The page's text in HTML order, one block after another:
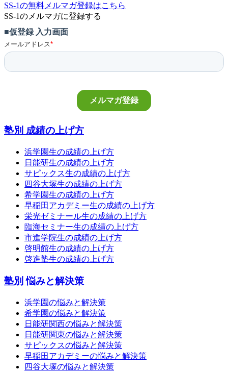
SS-1の無料メルマガ登録はこちら
SS-1のメルマガに登録する
塾別 成績の上げ方
浜学園生の成績の上げ方
日能研生の成績の上げ方
サピックス生の成績の上げ方
四谷大塚生の成績の上げ方
希学園生の成績の上げ方
早稲田アカデミー生の成績の上げ方
栄光ゼミナール生の成績の上げ方
臨海セミナー生の成績の上げ方
市進学院生の成績の上げ方
啓明館生の成績の上げ方
啓進塾生の成績の上げ方
塾別 悩みと解決策
浜学園の悩みと解決策
希学園の悩みと解決策
日能研関西の悩みと解決策
日能研関東の悩みと解決策
サピックスの悩みと解決策
早稲田アカデミーの悩みと解決策
四谷大塚の悩みと解決策